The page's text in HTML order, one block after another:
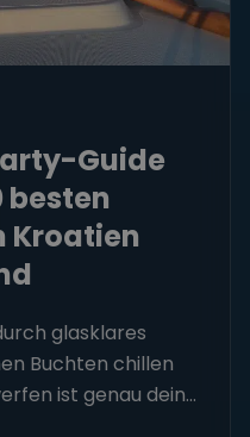
glasklares
Buchten chillen